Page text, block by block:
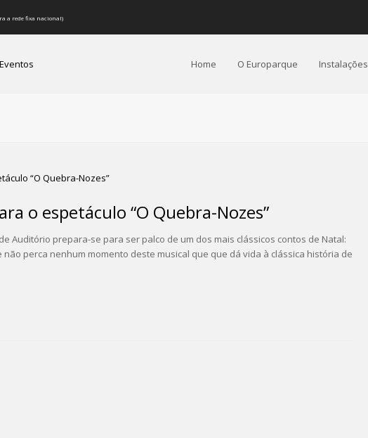
a rede fixa nacional)
Home O Europarque Instalações
o espetáculo “O Quebra-Nozes”
Auditório prepara-se para ser palco de um dos mais clássicos contos de Natal:
não perca nenhum momento deste musical que que dá vida à clássica história de